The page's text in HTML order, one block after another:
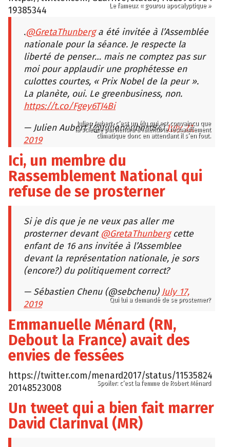
19385344
Le fameux « gourou apocalyptique »
.@GretaThunberga été invitée à l’Assemblée
nationale pour la séance. Je respecte la
liberté de penser… mais ne comptez pas sur
moi pour applaudir une prophétesse en
culottes courtes, « Prix Nobel de la peur ».
La planète, oui. Le greenbusiness, non.
https://t.co/Fgey6TJ4Bi
— Julien Aubert (@JulienAubert84)July 21,
2019
Julien Aubert, c’est un élu qui est convaincu que
la science parviendra à ralentir le réchauffement
climatique donc en attendant il s’en fout.
Ici, un membre du
Rassemblement National qui
refuse de se prosterner
Si je dis que je ne veux pas aller me
prosterner devant @GretaThunbergcette
enfant de 16 ans invitée à l’Assemblee
devant la représentation nationale, je sors
(encore?) du politiquement correct?
— Sébastien Chenu (@sebchenu) July 17,
2019
Qui lui a demandé de se prosterner?
Emmanuelle Ménard (RN,
Debout la France) avait des
envies de fessées
https://twitter.com/menard2017/status/11535824
20148523008
Spoiler: c’est la femme de Robert Ménard
Un tweet qui a bien fait marrer
David Clarinval (MR)